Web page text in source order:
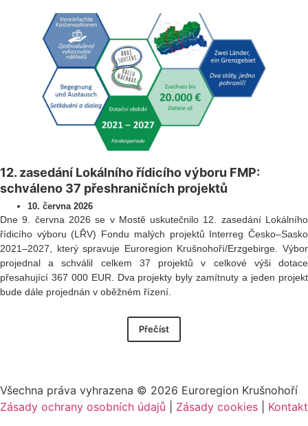
12. zasedání Lokálního řídicího výboru FMP:
schváleno 37 přeshraničních projektů
10. června 2026
Dne 9. června 2026 se v Mostě uskutečnilo 12. zasedání Lokálního
řídicího výboru (LŘV) Fondu malých projektů Interreg Česko–Sasko
2021–2027, který spravuje Euroregion Krušnohoří/Erzgebirge. Výbor
projednal a schválil celkem 37 projektů v celkové výši dotace
přesahující 367 000 EUR. Dva projekty byly zamítnuty a jeden projekt
bude dále projednán v oběžném řízení.
Přečíst
Všechna práva vyhrazena © 2026 Euroregion Krušnohoří
Zásady ochrany osobních údajů
Zásady cookies​ Kontakt​